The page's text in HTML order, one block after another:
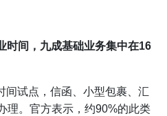
时间，九成基础业务集中在16
间试点，信函、小型包裹、汇
理。官方表示，约90%的此类